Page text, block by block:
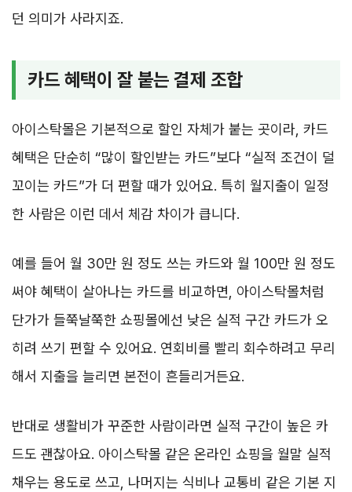
던 의미가 사라지죠.
카드 혜택이 잘 붙는 결제 조합
아이스탁몰은 기본적으로 할인 자체가 붙는 곳이라, 카드
혜택은 단순히 “많이 할인받는 카드”보다 “실적 조건이 덜
꼬이는 카드”가 더 편할 때가 있어요. 특히 월지출이 일정
한 사람은 이런 데서 체감 차이가 큽니다.
예를 들어 월 30만 원 정도 쓰는 카드와 월 100만 원 정도
써야 혜택이 살아나는 카드를 비교하면, 아이스탁몰처럼
단가가 들쭉날쭉한 쇼핑몰에선 낮은 실적 구간 카드가 오
히려 쓰기 편할 수 있어요. 연회비를 빨리 회수하려고 무리
해서 지출을 늘리면 본전이 흔들리거든요.
반대로 생활비가 꾸준한 사람이라면 실적 구간이 높은 카
드도 괜찮아요. 아이스탁몰 같은 온라인 쇼핑을 월말 실적
채우는 용도로 쓰고, 나머지는 식비나 교통비 같은 기본 지